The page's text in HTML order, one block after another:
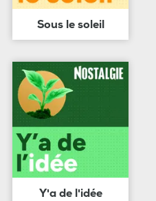
Sous le soleil
Y'a de l'idée